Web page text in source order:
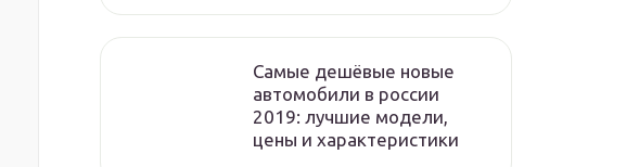
Самые дешёвые новые
автомобили в россии
2019: лучшие модели,
цены и характеристики